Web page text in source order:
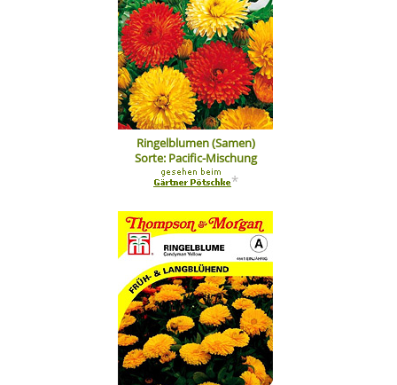
Ringelblumen (Samen)
Sorte: Pacific-Mischung
*